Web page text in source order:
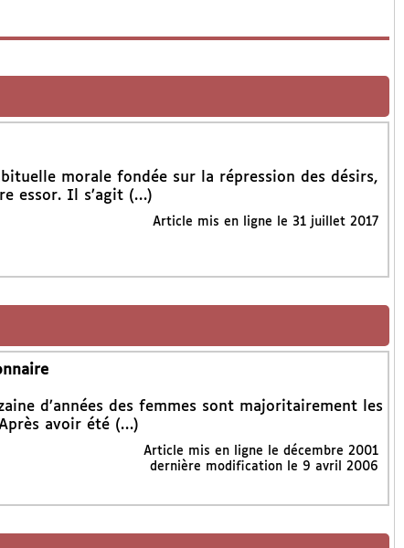
morale fondée sur la répression des désirs,
essor. Il s’agit (…)
Article mis en ligne le 31 juillet 2017
d’années des femmes sont majoritairement les
avoir été (…)
Article mis en ligne le décembre 2001
dernière modification le 9 avril 2006